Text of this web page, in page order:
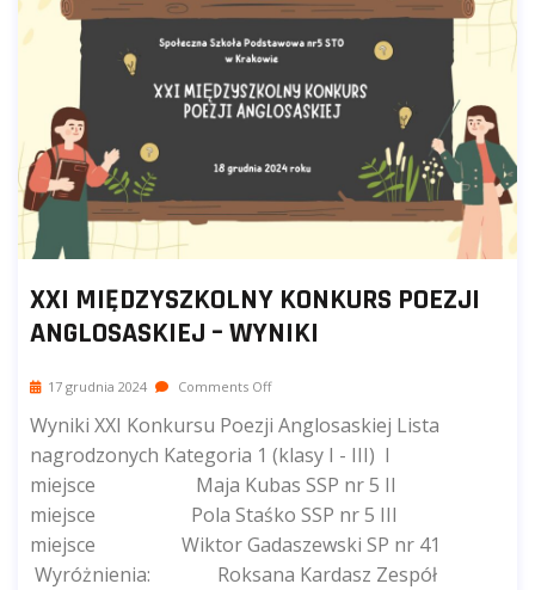
XXI MIĘDZYSZKOLNY KONKURS POEZJI
ANGLOSASKIEJ – WYNIKI
17 grudnia 2024 Comments Off
Wyniki XXI Konkursu Poezji Anglosaskiej Lista
nagrodzonych Kategoria 1 (klasy I - III) I
miejsce Maja Kubas SSP nr 5 II
miejsce Pola Staśko SSP nr 5 III
miejsce Wiktor Gadaszewski SP nr 41
Wyróżnienia: Roksana Kardasz Zespół